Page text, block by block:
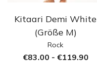
Kitaari Demi White
(Größe M)
Rock
€83.00 - €119.90